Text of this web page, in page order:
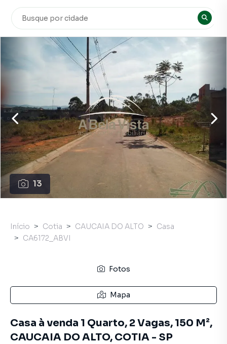
13
Início Cotia CAUCAIA DO ALTO
Casa
CA6172_ABVI
Fotos
Mapa
Casa à venda 1 Quarto, 2 Vagas, 150 M²,
CAUCAIA DO ALTO, COTIA - SP